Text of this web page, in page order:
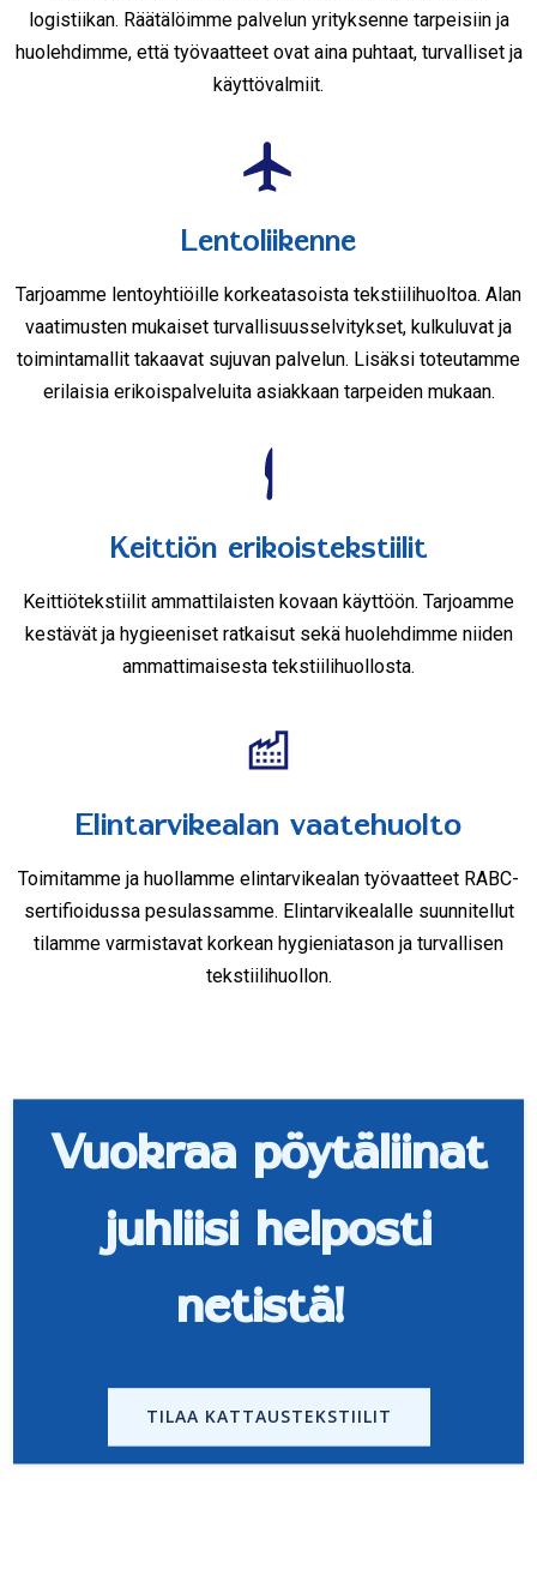
logistiikan. Räätälöimme palvelun yrityksenne tarpeisiin ja
huolehdimme, että työvaatteet ovat aina puhtaat, turvalliset ja
käyttövalmiit.
Lentoliikenne
Tarjoamme lentoyhtiöille korkeatasoista tekstiilihuoltoa. Alan
vaatimusten mukaiset turvallisuusselvitykset, kulkuluvat ja
toimintamallit takaavat sujuvan palvelun. Lisäksi toteutamme
erilaisia erikoispalveluita asiakkaan tarpeiden mukaan.
Keittiön erikoistekstiilit
Keittiötekstiilit ammattilaisten kovaan käyttöön. Tarjoamme
kestävät ja hygieeniset ratkaisut sekä huolehdimme niiden
ammattimaisesta tekstiilihuollosta.
Elintarvikealan vaatehuolto
Toimitamme ja huollamme elintarvikealan työvaatteet RABC-
sertifioidussa pesulassamme. Elintarvikealalle suunnitellut
tilamme varmistavat korkean hygieniatason ja turvallisen
tekstiilihuollon.
Vuokraa pöytäliinat
juhliisi helposti
netistä!
TILAA KATTAUSTEKSTIILIT